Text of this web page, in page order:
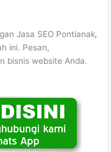
Jasa SEO Pontianak,
ini. Pesan,
bisnis website Anda.